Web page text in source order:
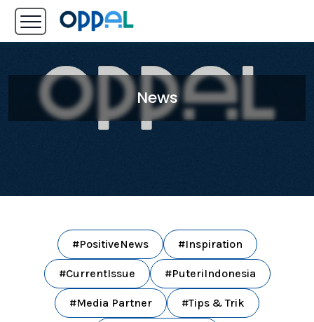
News
#PositiveNews #Inspiration
#CurrentIssue #PuteriIndonesia
#Media Partner #Tips & Trik